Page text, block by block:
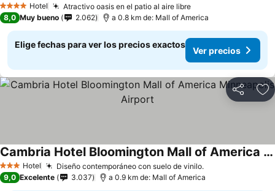
4 EstrellasHotel Atractivo oasis en el patio al aire libre
8,0 Muy bueno 2.062 a 0.8 km de: Mall of America
Elige fechas para ver los precios exactos
Ver precios
Compartir
3 Estrellas
Hotel Diseño contemporáneo con suelo de vinilo.
Cambria Hotel Bloomington Mall of America Minneapolis Airport
9,0 Excelente 3.037 a 0.9 km de: Mall of America